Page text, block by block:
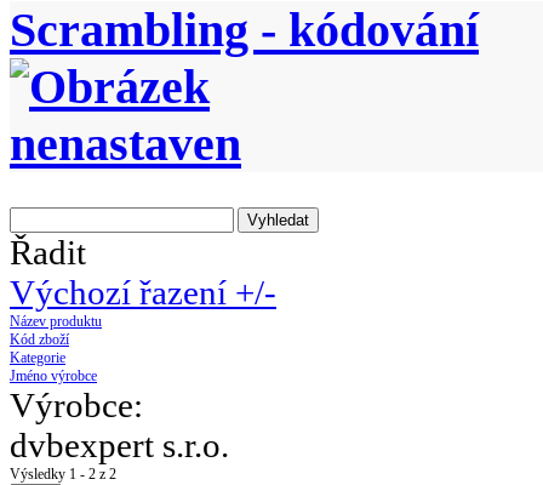
Scrambling - kódování
Řadit
Výchozí řazení +/-
Název produktu
Kód zboží
Kategorie
Jméno výrobce
Výrobce:
dvbexpert s.r.o.
Výsledky 1 - 2 z 2